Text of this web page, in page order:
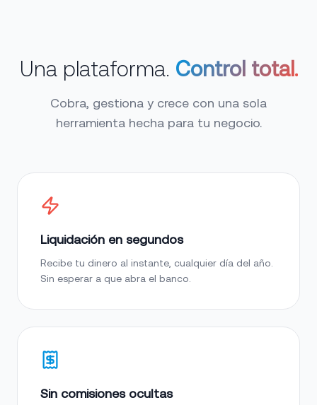
Una plataforma. Control total.
Cobra, gestiona y crece con una sola
herramienta hecha para tu negocio.
Liquidación en segundos
Recibe tu dinero al instante, cualquier día del año.
Sin esperar a que abra el banco.
Sin comisiones ocultas